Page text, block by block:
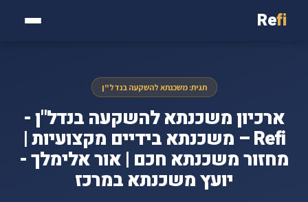
Refi
תגית: משכנתא להשקעה בנדל"ן
ארכיון משכנתא להשקעה בנדל"ן -
Refi – משכנתא בידיים מקצועיות |
מחזור משכנתא חכם | אור אלימלך -
יועץ משכנתא במרכז